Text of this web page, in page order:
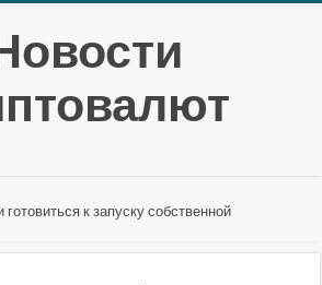
к запуску собственной